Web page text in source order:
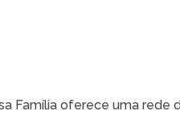
Família oferece uma rede